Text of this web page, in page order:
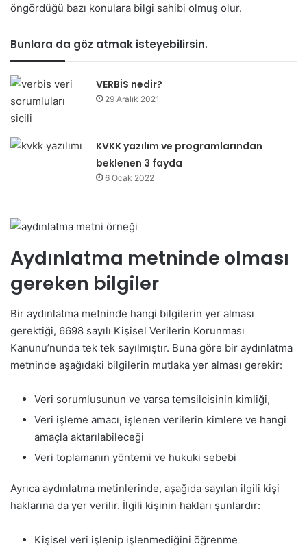
öngördüğü bazı konulara bilgi sahibi olmuş olur.
Bunlara da göz atmak isteyebilirsin.
VERBİS nedir?
29 Aralık 2021
KVKK yazılım ve programlarından
beklenen 3 fayda
6 Ocak 2022
Aydınlatma metninde olması
gereken bilgiler
Bir aydınlatma metninde hangi bilgilerin yer alması
gerektiği, 6698 sayılı Kişisel Verilerin Korunması
Kanunu’nunda tek tek sayılmıştır. Buna göre bir aydınlatma
metninde aşağıdaki bilgilerin mutlaka yer alması gerekir:
Veri sorumlusunun ve varsa temsilcisinin kimliği,
Veri işleme amacı, işlenen verilerin kimlere ve hangi
amaçla aktarılabileceği
Veri toplamanın yöntemi ve hukuki sebebi
Ayrıca aydınlatma metinlerinde, aşağıda sayılan ilgili kişi
haklarına da yer verilir. İlgili kişinin hakları şunlardır:
Kişisel veri işlenip işlenmediğini öğrenme